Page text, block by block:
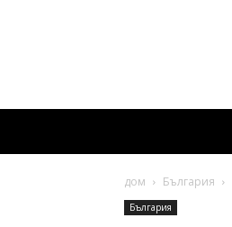
дом България
България